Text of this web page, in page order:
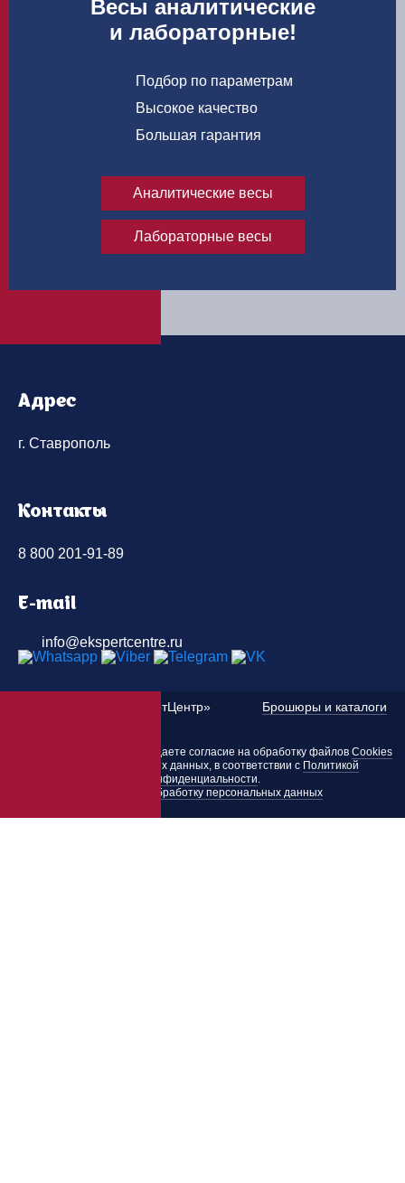
Весы аналитические
и лабораторные!
Подбор по параметрам
Высокое качество
Большая гарантия
Аналитические весы
Лабораторные весы
Адрес
г. Ставрополь
Контакты
8 800 201-91-89
E-mail
info@ekspertcentre.ru
2010 — 2026 «ЭкспертЦентр» Брошюры и каталоги
Пользуясь этим сайтом, вы даете согласие на обработку файлов Cookies
и других персональных данных, в соответствии с Политикой
конфиденциальности.
Согласие на обработку персональных данных